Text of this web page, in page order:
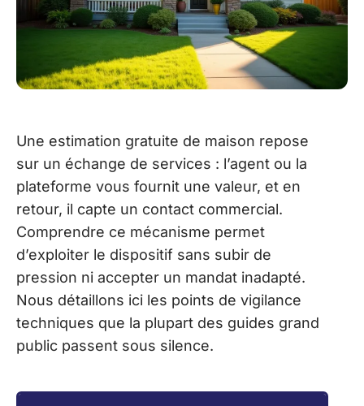
Une estimation gratuite de maison repose
sur un échange de services : l’agent ou la
plateforme vous fournit une valeur, et en
retour, il capte un contact commercial.
Comprendre ce mécanisme permet
d’exploiter le dispositif sans subir de
pression ni accepter un mandat inadapté.
Nous détaillons ici les points de vigilance
techniques que la plupart des guides grand
public passent sous silence.